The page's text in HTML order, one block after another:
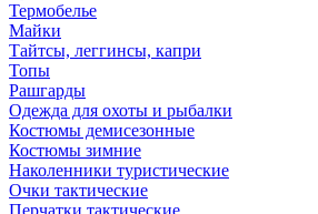
Термобелье
Майки
Тайтсы, леггинсы, капри
Топы
Рашгарды
Одежда для охоты и рыбалки
Костюмы демисезонные
Костюмы зимние
Наколенники туристические
Очки тактические
Перчатки тактические